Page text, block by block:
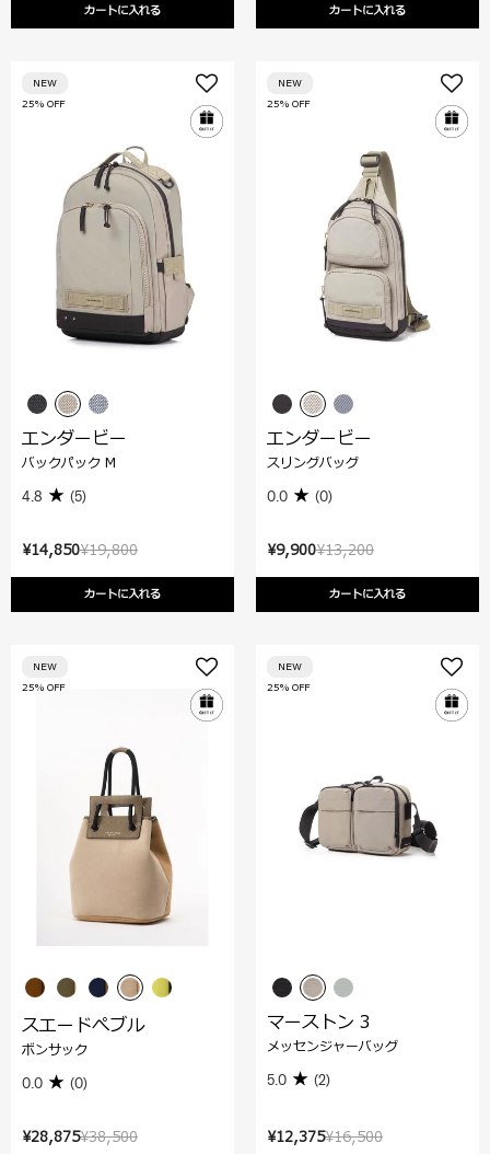
カートに入れる カートに入れる
¥19,800
¥14,850
カートに入れる
25% OFF
NEW
エンダービー
バックパック M
4.8 (5)
¥13,200
¥9,900
カートに入れる
25% OFF
NEW
エンダービー
スリングバッグ
0.0 (0)
¥38,500
¥28,875
25% OFF
NEW
スエードぺブル
ボンサック
0.0 (0)
¥16,500
¥12,375
25% OFF
NEW
マーストン 3
メッセンジャーバッグ
5.0 (2)